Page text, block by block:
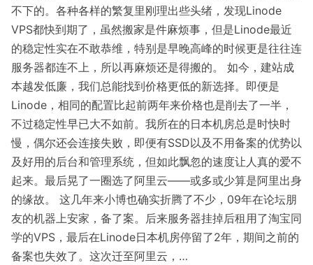
不下的。各种各样的繁复里刚理出些头绪，发现Linode
VPS都快到期了，虽然搬家是件麻烦事，但是Linode最近
的稳定性实在不敢恭维，特别是早晚高峰的时候更是往往连
服务器都连不上，所以再麻烦还是得搬的。 如今，建站成
本越发低廉，我们总能找到价格更低的新选择。即便是
Linode，相同的配置比起前两年来价格也是削去了一半，
不过稳定性早已大不如前。我所在的日本机房总是时快时
慢，偶尔还会连接失败，即便有SSD以及不用备案的优势以
及好用的后台和管理系统，但如此飘忽的速度让人真的爱不
起来。最后晃了一圈选了阿里云——或多或少算是阿里出身
的缘故。 这几年来小博也确实折腾了不少，09年在论坛朋
友的机器上安家，备了案。后来服务器挂掉后租用了淘宝同
学的VPS，最后在Linode日本机房停留了2年，期间之前的
备案也失效了。这次迁至阿里云，…